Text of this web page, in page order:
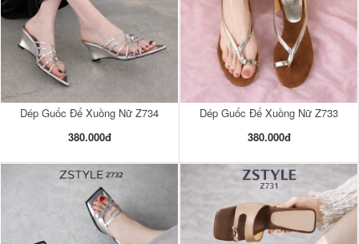
Dép Guốc Đế Xuồng Nữ Z734
380.000đ
Dép Guốc Đế Xuồng Nữ Z733
380.000đ